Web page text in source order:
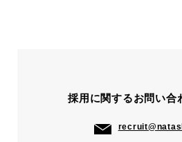
採用に関するお問い合